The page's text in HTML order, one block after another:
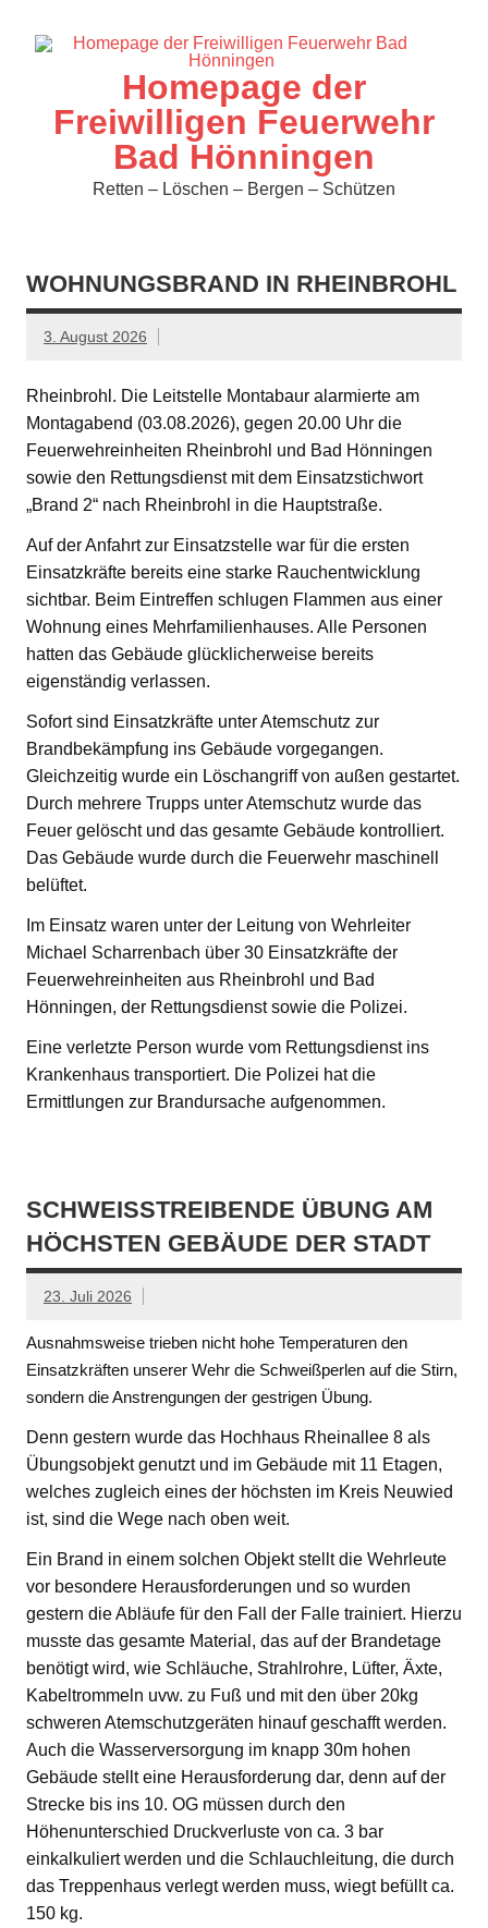
springen
Homepage der
Freiwilligen Feuerwehr
Bad Hönningen
Retten – Löschen – Bergen – Schützen
WOHNUNGSBRAND IN RHEINBROHL
3. August 2026
Rheinbrohl. Die Leitstelle Montabaur alarmierte am
Montagabend (03.08.2026), gegen 20.00 Uhr die
Feuerwehreinheiten Rheinbrohl und Bad Hönningen
sowie den Rettungsdienst mit dem Einsatzstichwort
„Brand 2“ nach Rheinbrohl in die Hauptstraße.
Auf der Anfahrt zur Einsatzstelle war für die ersten
Einsatzkräfte bereits eine starke Rauchentwicklung
sichtbar. Beim Eintreffen schlugen Flammen aus einer
Wohnung eines Mehrfamilienhauses. Alle Personen
hatten das Gebäude glücklicherweise bereits
eigenständig verlassen.
Sofort sind Einsatzkräfte unter Atemschutz zur
Brandbekämpfung ins Gebäude vorgegangen.
Gleichzeitig wurde ein Löschangriff von außen gestartet.
Durch mehrere Trupps unter Atemschutz wurde das
Feuer gelöscht und das gesamte Gebäude kontrolliert.
Das Gebäude wurde durch die Feuerwehr maschinell
belüftet.
Im Einsatz waren unter der Leitung von Wehrleiter
Michael Scharrenbach über 30 Einsatzkräfte der
Feuerwehreinheiten aus Rheinbrohl und Bad
Hönningen, der Rettungsdienst sowie die Polizei.
Eine verletzte Person wurde vom Rettungsdienst ins
Krankenhaus transportiert. Die Polizei hat die
Ermittlungen zur Brandursache aufgenommen.
SCHWEISSTREIBENDE ÜBUNG AM H
ÖCHSTEN GEBÄUDE DER STADT
23. Juli 2026
Ausnahmsweise trieben nicht hohe Temperaturen den
Einsatzkräften unserer Wehr die Schweißperlen auf die Stirn,
sondern die Anstrengungen der gestrigen Übung.
Denn gestern wurde das Hochhaus Rheinallee 8 als
Übungsobjekt genutzt und im Gebäude mit 11 Etagen,
welches zugleich eines der höchsten im Kreis Neuwied
ist, sind die Wege nach oben weit.
Ein Brand in einem solchen Objekt stellt die Wehrleute
vor besondere Herausforderungen und so wurden
gestern die Abläufe für den Fall der Falle trainiert. Hierzu
musste das gesamte Material, das auf der Brandetage
benötigt wird, wie Schläuche, Strahlrohre, Lüfter, Äxte,
Kabeltrommeln uvw. zu Fuß und mit den über 20kg
schweren Atemschutzgeräten hinauf geschafft werden.
Auch die Wasserversorgung im knapp 30m hohen
Gebäude stellt eine Herausforderung dar, denn auf der
Strecke bis ins 10. OG müssen durch den
Höhenunterschied Druckverluste von ca. 3 bar
einkalkuliert werden und die Schlauchleitung, die durch
das Treppenhaus verlegt werden muss, wiegt befüllt ca.
150 kg.